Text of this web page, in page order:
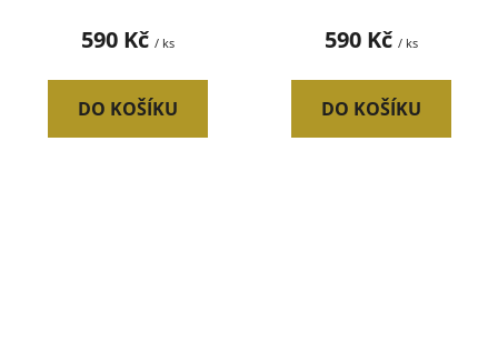
590 Kč / ks
DO KOŠÍKU
590 Kč / ks
DO KOŠÍKU